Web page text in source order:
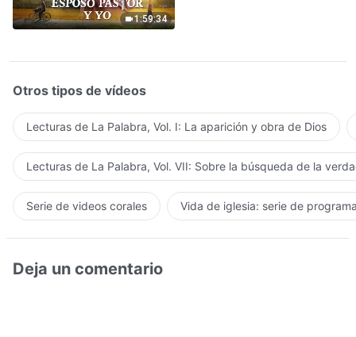
1:59:34
Otros tipos de vídeos
Lecturas de La Palabra, Vol. I: La aparición y obra de Dios
Lecturas de La Palabra, Vol. VII: Sobre la búsqueda de la
Serie de videos corales Vida de iglesia: serie de
Deja un comentario